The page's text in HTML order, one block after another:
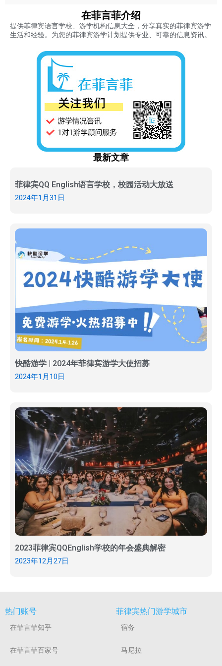
在菲言菲介绍
提供菲律宾语言学校、游学机构信息大全，分享真实的菲律宾游学
生活和经验。为您的菲律宾游学计划提供专业、可靠的信息资讯。
最新文章
菲律宾QQ English语言学校，校园活动大放送
2024年1月31日
快酷游学 | 2024年菲律宾游学大使招募
2024年1月10日
2023菲律宾QQEnglish学校的年会盛典解密
2023年12月27日
热门账号
在菲言菲知乎
在菲言菲百家号
菲律宾热门游学城市
宿务
马尼拉